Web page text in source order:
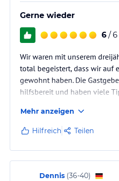
Gerne wieder
6 / 6
Wir waren mit unserem
total begeistert, dass wir auf
gewohnt haben. Die
hilfsbereit und haben viele
Mehr anzeigen
Hilfreich Teilen
Dennis (36-40)